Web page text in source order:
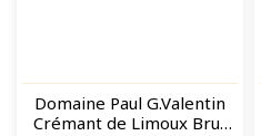
Domaine Paul G.Valentin
Crémant de Limoux Brut